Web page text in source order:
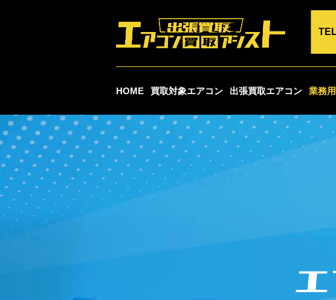
HOME 買取対象エアコン 出張買取エアコン 業務